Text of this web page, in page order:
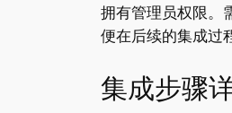
拥有管理员权限。
便在后续的集成过
集成步骤